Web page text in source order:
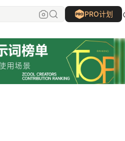
PRO计划
DPI品牌